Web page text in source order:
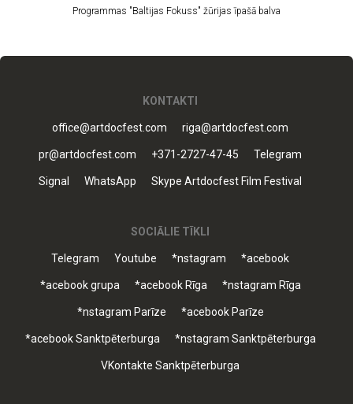
Programmas "Baltijas Fokuss" žūrijas īpašā balva
KONTAKTI
office@artdocfest.com riga@artdocfest.com
pr@artdocfest.com +371-2727-47-45 Telegram
Signal WhatsApp Skype Artdocfest Film Festival
SOCIĀLIE TĪKLI
Telegram Youtube *nstagram *acebook
*acebook grupa *acebook Rīga *nstagram Rīga
*nstagram Parīze *acebook Parīze
*acebook Sanktpēterburga *nstagram Sanktpēterburga
VKontakte Sanktpēterburga